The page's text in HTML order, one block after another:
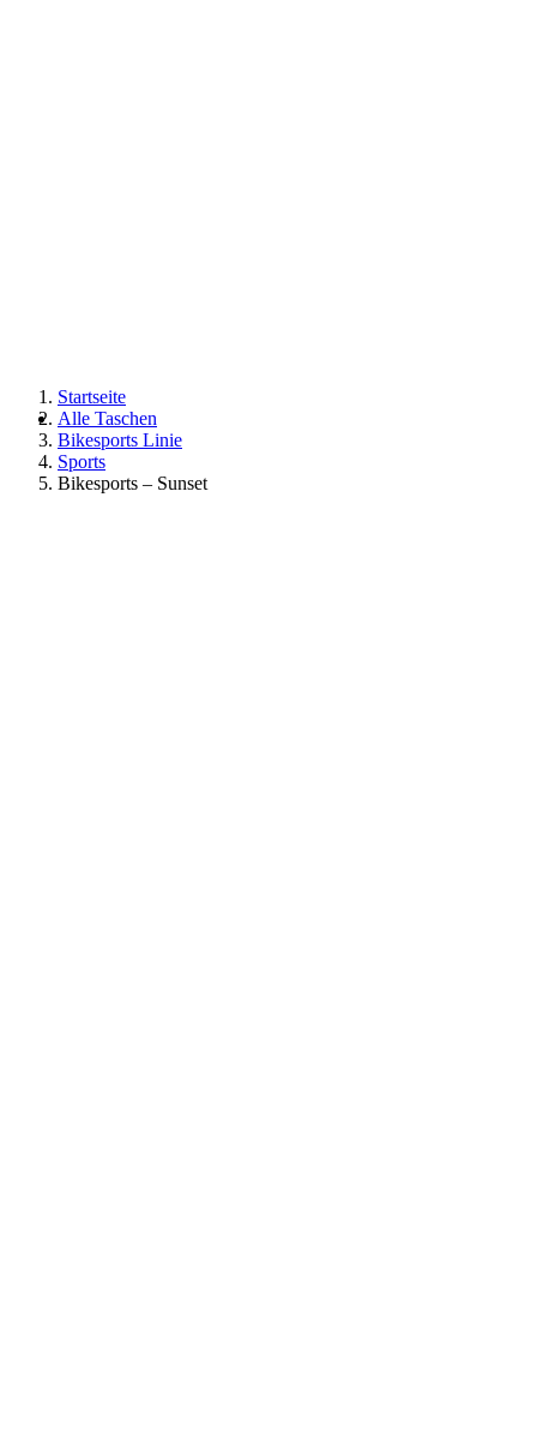
Startseite
Alle Taschen
Bikesports Linie
Sports
Bikesports – Sunset